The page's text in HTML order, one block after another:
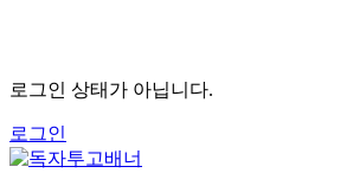
로그인 상태가 아닙니다.
로그인